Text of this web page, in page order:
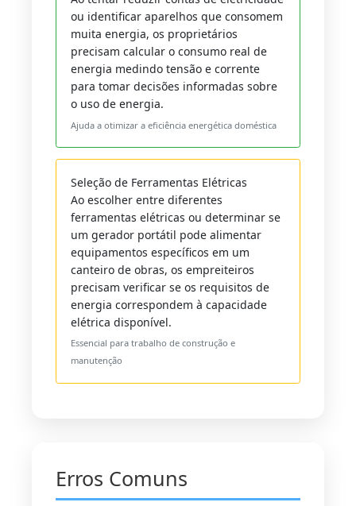
ou identificar aparelhos que consomem
muita energia, os proprietários
precisam calcular o consumo real de
energia medindo tensão e corrente
para tomar decisões informadas sobre
o uso de energia.
Ajuda a otimizar a eficiência energética doméstica
Seleção de Ferramentas Elétricas
Ao escolher entre diferentes
ferramentas elétricas ou determinar se
um gerador portátil pode alimentar
equipamentos específicos em um
canteiro de obras, os empreiteiros
precisam verificar se os requisitos de
energia correspondem à capacidade
elétrica disponível.
Essencial para trabalho de construção e
manutenção
Erros Comuns